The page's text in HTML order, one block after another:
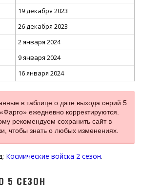
19 декабря 2023
26 декабря 2023
2 января 2024
9 января 2024
16 января 2024
в таблице о дате выхода серий 5
ежедневно корректируются.
рекомендуем сохранить сайт в
чтобы знать о любых изменениях.
Космические войска 2 сезон.
5 СЕЗОН